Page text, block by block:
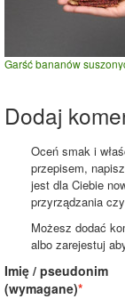
Garść bananów
Dodaj
Oceń smak i
przepisem,
jest dla Ciebie
przyrządzania
Możesz dodać
albo zarejestuj
Imię / pseudonim
(wymagane)